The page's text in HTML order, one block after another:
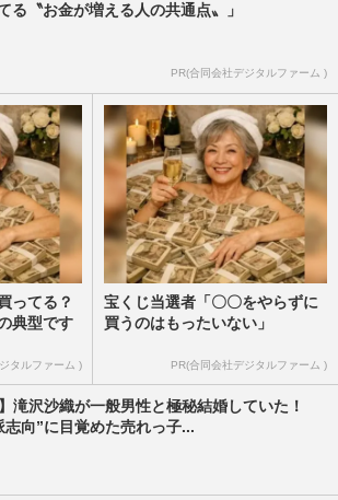
る〝お金が増える人の共通点〟」
PR(合同会社デジタルファーム )
ってる？
典型です
タルファーム )
宝くじ当選者「〇〇をやらずに
買うのはもったいない」
PR(合同会社デジタルファーム )
】滝沢沙織が一般男性と極秘結婚していた！
志向”に目覚めた売れっ子...